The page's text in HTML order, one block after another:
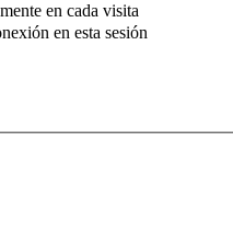
en cada visita
en esta sesión